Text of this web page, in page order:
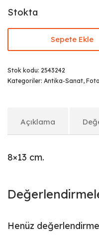
Stokta
Sepete Ekle
Stok kodu: 2543242
Kategoriler: Antika-Sanat,
Açıklama
8×13 cm.
Henüz değerlendirme